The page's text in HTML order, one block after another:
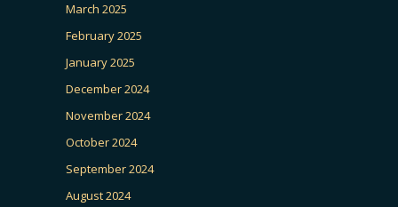
March 2025
February 2025
January 2025
December 2024
November 2024
October 2024
September 2024
August 2024